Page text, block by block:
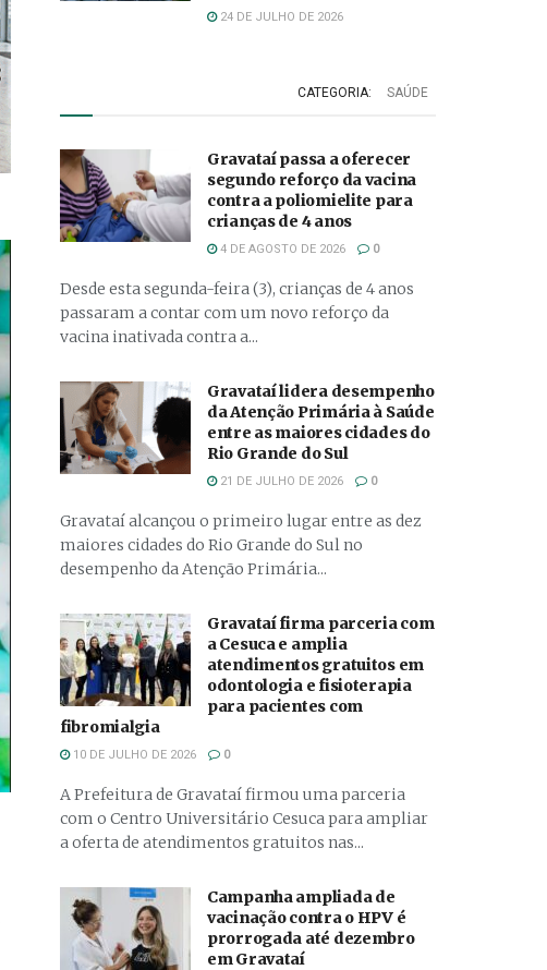
24 DE JULHO DE 2026
CATEGORIA: SAÚDE
Gravataí passa a oferecer
segundo reforço da vacina
contra a poliomielite para
crianças de 4 anos
4 DE AGOSTO DE 2026 0
Desde esta segunda-feira (3), crianças de 4 anos
passaram a contar com um novo reforço da
vacina inativada contra a...
Gravataí lidera desempenho
da Atenção Primária à Saúde
entre as maiores cidades do
Rio Grande do Sul
21 DE JULHO DE 2026 0
Gravataí alcançou o primeiro lugar entre as dez
maiores cidades do Rio Grande do Sul no
desempenho da Atenção Primária...
Gravataí firma parceria com
a Cesuca e amplia
atendimentos gratuitos em
odontologia e fisioterapia
para pacientes com
fibromialgia
10 DE JULHO DE 2026 0
A Prefeitura de Gravataí firmou uma parceria
com o Centro Universitário Cesuca para ampliar
a oferta de atendimentos gratuitos nas...
Campanha ampliada de
vacinação contra o HPV é
prorrogada até dezembro
em Gravataí